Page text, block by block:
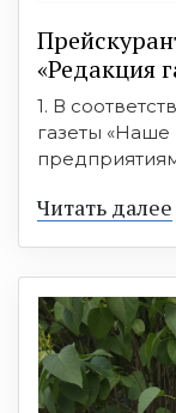
«Редакция
1. В
газеты «Наше
Читать далее